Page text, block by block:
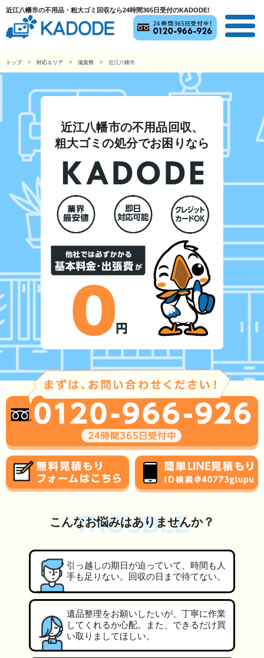
近江八幡市の不用品・粗大ゴミ回収なら24時間365日受付のKADODE!
トップ 対応エリア 滋賀県 近江八幡市
近江八幡市の不用品回収、
粗大ゴミの処分でお困りなら
TROUBLE
こんなお悩みはありませんか？
引っ越しの期日が迫っていて、時間も人
手も足りない。回収の日まで待てない。
遺品整理をお願いしたいが、丁寧に作業
してくれるか心配。また、できるだけ買
い取りましてほしい。